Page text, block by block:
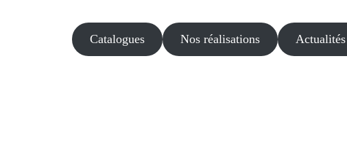
Catalogues Nos réalisations Actualités